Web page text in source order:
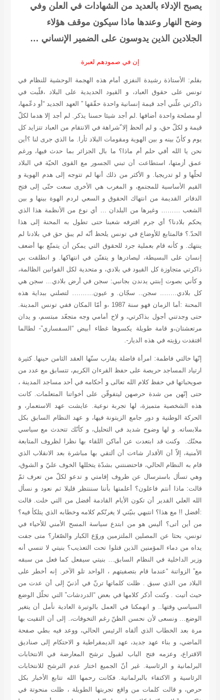
يصبح الإدلاء بالعديد من الشهادات في العلن وفي
وضح النهار وعندها ماذا سيكون موقف هؤلاء
الجلادين الذين يدوسون على الضمير الإنساني …
إن في صمودهم لعبرة
بقلم: الأستاذة رشيدة النفزي أمام هذه الهجمة الوحشية للنظام في
تونس على حقوق العباد، و القيود الحديدية على البلاد ،قلّبت في
ذاكرتي علّني أجد قيمة إنسانية واحدة حقّقها ” العهد الجديد “أو دعّمها،
أو مصلحة واحدة أضافها .لم أجد شيئا حسنا يذكر. لم أجد إلا هدما لكلّ
قيمة و لكلّ حق، و لم ألحظ إلا ّشراهة في الانتقام من العباد تتزايد كل
يوم و كأنّ بينه و بين الهوية ومقومات البلاد ثأرا. ما الذي جرى لنا ؟أين
نحن يا الله أفي حلم أم ماذا؟ ما بال الجزائر بما حدث فيها، ورغم
عمق أزمتها، استطاعت أن تبني الجسور مع القوى الحيّة في البلاد
لحلّها و لو تدريجيا. و الأكثر من ذلك أنها لم تتوجه إلى هدم الهوية و
القيم الأساسية للمجتمع، و المغرب هي الأخرى سعت حتّى إلى فتح
الدفاتر القديمة من انتهاك الحقوق و السعي لردم الهوة بينها و بين
الشعب ……… وغيرها من البلدان … أي نوع من الأنظمة هذا الذي
يحكم بلادنا؟ أي جرم اقترفه شعبنا حتى تطول به المحنة إلى هذا
الحدّ.؟ فالمتابع للأوضاع في تونس يلحظ أنّه لم يبق حق في بلادنا لم
ينتهك. و كأنه قام بعملية جرد للحقوق التي يمكن أن يتمتّع بها أضعف
إنسان على البسيطة، ليصادرها و يتفنّن في انتهاكها. و انطلقت بي
ذاكرتي متجاوزة كل القيود في بلادي، و متحدية لكل القوانين الظالمة،
و كأني بصوت إبنتي يدندن بجانبي: سجن في أرض بلادي… سجن هي
كل بلادي…….. سجن.. سجّان. و عيون………. لتصلني ببداية هذه
المحنة :أما الزمان فهو سنة 1987 ،و أمّا المكان ففي تونس المدينة.
حتى وجدتني أجول بذاكرتي، و لاح أمامي وجه متجعّد مبتسم، و يدان
مرتعشتان،و قامة طويلة يكسوها غطاء أبيض “السفساري”- لطالما
افتقدت رؤيته في هذه الديار-.
إنّها خالتي فاطمة: امرأة فاضلة يقارب سنّها العقد الثامن حينها. كثيرة
ارتياد المساجد حريصة على حفظ القرءان الكريم، تتسابق مع عدد من
صويحباتها في حفظ كلام الله تعالى و أحكامه في أحد مساجد المدينة ،
حتى إنّهن من شدة حرصهن ليتفوقّن على أخواتنا المتعلمات. كانت
هذه الشخصية متميزة، لها تجربة نوعية. عايشت عهد الاستعمار، و
الحركة الوطنية و دور جامع الزيتونة فيها، و عهد النظام السابق بكل
ملابساته. و لها وضوح شديد في التحليل، و كأنّك تتحدث مع سياسي
محنّك. وكنت قد ابتعدت عن أماكن اللقاء بها نظرا لظروف المتابعة
الأمنية، إلاّ أن الأقدار شاءت أن ألتقي بها مباشرة بعد الانقلاب الذي
قام به النظام الحالي، فاحتضنتني بشدّة يتخللها الخوف عليّ و الشوق،
وهي تسأل باسترسال عن ظروف إقامتي و تدعو لكلّ من تعرف ثمّ
قالت: ماذا أنتم فاعلون؟ أعلمتها بأننا سننتظر قليلا ثم نعود و نسأل
الله العلي القدير أن تكون الأيام القادمة أفضل من التي خلت.قالت
:أفضل !! مع هذا؟ انتبهي بنيّتي لا يغرنّكم كلامه وخطابه الذي يتلكأ فيه؟
من أين أتى؟ أليس هو من ابتدع سياسة المسح الأمني للأحياء في
تونس، بحثا عن المصلين الملتزمين وروّع الكبار والصّغار؟ متى جفت
يداه من دماء المؤمنين الذين قتلوا تحت التعذيب؟ بنيتي لا تنسي أنه
وزير الداخلية في النظام السابق… بنيتي سيفعل كما فعل من سبقه
مع” الزواتنة “عندما قام بتصفيتهم ، الواحد تلو الآخر. إنه أخطر على
البلاد من الذي سبق . ظلت كلماتها ترنّ في أذنيّ إلى أن عدت من
حيث أتيت . وكنت أذكر كلامها في بعض “الدردشات” التي تحلّل الوضع
السياسي وقتها.. و انهمكنا في العمل بالوتيرة العادية نأمل أن يتغير
الوضع… ونسعى لأن نحسن الظنّ رغم التخوفات،. إلى أن التقيت بها
مرة بعد الخطاب الذي ألقاه الرئيس الحالي، ووعد فيه بطي صفحة
الماضي، و بناء عهد جديد، عهد الديمقراطية و الاحتكام إلى صناديق
الاقتراع، وعزمه فتح الباب لقبول ترشح المعارضة في الانتخابات
البرلمانية و الرئاسية. غير أنّ الجميع اختار عدم الترشح للانتخابات
الرئاسية و الاكتفاء بالبرلمانية. فكانت رحمها الله تتابع الأخبار بكل
حرص، و قالت كلمات من واقع تجربتها الطويلة ، ظلت منحوتة في